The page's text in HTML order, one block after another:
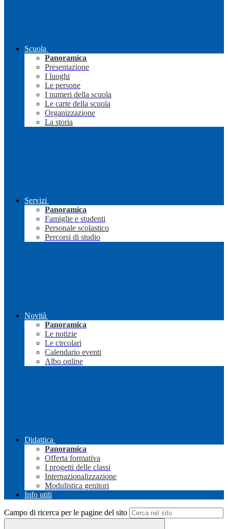
Scuola
Panoramica
Presentazione
I luoghi
Le persone
I numeri della scuola
Le carte della scuola
Organizzazione
La storia
Servizi
Panoramica
Famiglie e studenti
Personale scolastico
Percorsi di studio
Novità
Panoramica
Le notizie
Le circolari
Calendario eventi
Albo online
Didattica
Panoramica
Offerta formativa
I progetti delle classi
Internazionalizzazione
Modulistica genitori
Info utili
Campo di ricerca per le pagine del sito